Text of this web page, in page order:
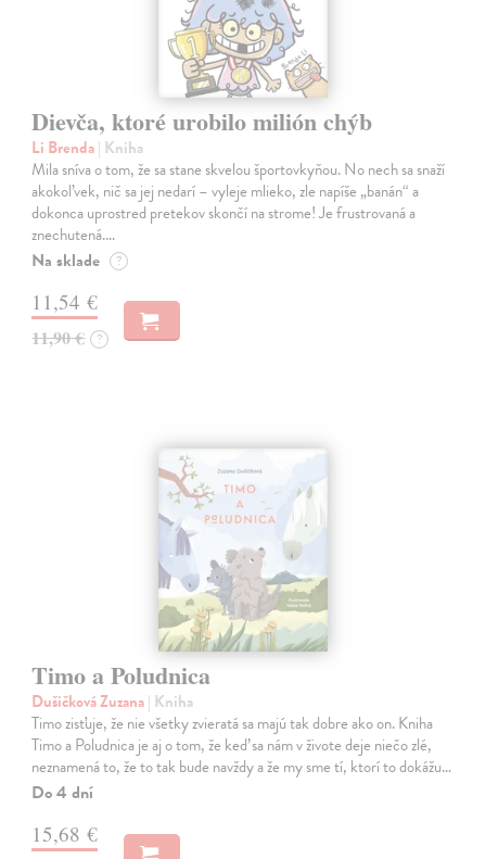
Dievča, ktoré urobilo milión chýb
Li Brenda| Kniha
Mila sníva o tom, že sa stane skvelou športovkyňou. No nech sa snaží
akokoľvek, nič sa jej nedarí – vyleje mlieko, zle napíše „banán“ a
dokonca uprostred pretekov skončí na strome! Je frustrovaná a
znechutená.…
Na sklade ?
11,54 €
11,90 € ?
Timo a Poludnica
Dušičková Zuzana| Kniha
Timo zisťuje, že nie všetky zvieratá sa majú tak dobre ako on. Kniha
Timo a Poludnica je aj o tom, že keď sa nám v živote deje niečo zlé,
neznamená to, že to tak bude navždy a že my sme tí, ktorí to dokážu…
Do 4 dní
15,68 €